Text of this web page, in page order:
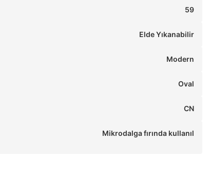
59
Elde Yıkanabilir
Modern
Oval
CN
Mikrodalga fırında kullanıl